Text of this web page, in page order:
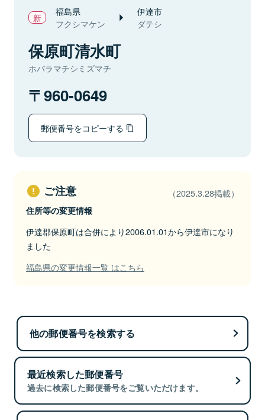
福島県
フクシマケン
伊達市
ダテシ
保原町清水町
ホバラマチシミズマチ
960-0649
郵便番号をコピーする
ご注意 （2025.3.28掲載）
住所等の変更情報
伊達郡保原町は合併により2006.01.01から伊達市になり
ました
福島県の変更情報一覧 はこちら
他の郵便番号を検索する
最近検索した郵便番号
過去に検索した郵便番号をご覧いただけます。